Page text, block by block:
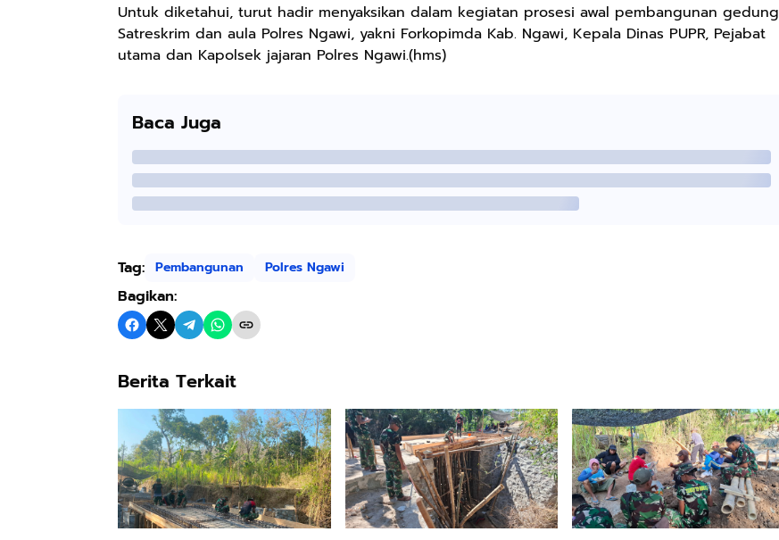
Untuk diketahui, turut hadir menyaksikan dalam kegiatan prosesi awal pembangunan gedung
Satreskrim dan aula Polres Ngawi, yakni Forkopimda Kab. Ngawi, Kepala Dinas PUPR, Pejabat
utama dan Kapolsek jajaran Polres Ngawi.(hms)
Baca Juga
Tag: Pembangunan Polres Ngawi
Bagikan:
Berita Terkait